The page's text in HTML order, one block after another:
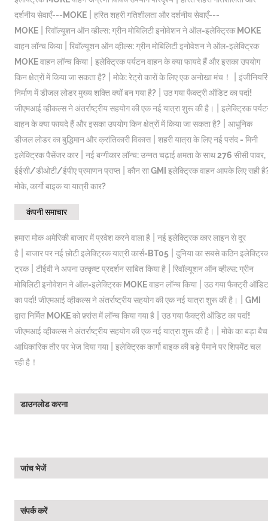
दर्शनीय सेवाएँ---MOKE| हरित शहरी गतिशीलता और दर्शनीय सेवाएँ---
MOKE| रिवॉल्यूशन ऑन व्हील्स: ग्रीन मोबिलिटी इनोवेशन ने ऑल-इलेक्ट्रिक MOKE
वाहन लॉन्च किया| रिवॉल्यूशन ऑन व्हील्स: ग्रीन मोबिलिटी इनोवेशन ने ऑल-इलेक्ट्रिक
MOKE वाहन लॉन्च किया| इलेक्ट्रिक पर्यटन वाहन के क्या फायदे हैं और इसका उपयोग
किन क्षेत्रों में किया जा सकता है?| मोके: रेट्रो कारों के लिए एक अनोखा मंच！
निर्माण में डीजल लोडर मुख्य शक्ति क्यों बन गया है?| उठ गया फैक्ट्री ऑडिट का पर्दा!
जीएमआई व्हीकल्स ने अंतर्राष्ट्रीय सहयोग की एक नई यात्रा शुरू की है।
इलेक्ट्रिक
वाहन के क्या फायदे हैं और इसका उपयोग किन क्षेत्रों में किया जा सकता है?| आधुनिक
डीजल लोडर का बुद्धिमान और क्रांतिकारी विकास| शहरी यात्रा के लिए नई पसंद - मिनी
इलेक्ट्रिक पैसेंजर कार| नई बग्गीकार लॉन्च: उन्नत चढ़ाई क्षमता के साथ 276 सीसी पावर,
ईईसी/डीओटी/ईपीए प्रमाणन प्राप्त| कौन सा GMI इलेक्ट्रिक वाहन आपके लिए सही
मोके, कार्गो बाइक या यात्री कार?
कंपनी समाचार
हमारा मोक अमेरिकी बाजार में प्रवेश करने वाला है| नई इलेक्ट्रिक कार लाइन से दूर
है| बाजार पर नई छोटी इलेक्ट्रिक यात्री कार्स-BT05| दुनिया का सबसे कठिन
ट्रक| टीईवी ने अपना उत्कृष्ट प्रदर्शन साबित किया है| रिवॉल्यूशन ऑन व्हील्स: ग्रीन
मोबिलिटी इनोवेशन ने ऑल-इलेक्ट्रिक MOKE वाहन लॉन्च किया| उठ गया फैक्ट्री ऑडिट
का पर्दा! जीएमआई व्हीकल्स ने अंतर्राष्ट्रीय सहयोग की एक नई यात्रा शुरू की है।
GMI
द्वारा निर्मित MOKE को फ़्रांस में लॉन्च किया गया है| उठ गया फैक्ट्री ऑडिट का पर्दा!
जीएमआई व्हीकल्स ने अंतर्राष्ट्रीय सहयोग की एक नई यात्रा शुरू की है।
मोके का बड़ा बैच
आधिकारिक तौर पर भेज दिया गया| इलेक्ट्रिक कार्गो बाइक की बड़े पैमाने पर शिपमेंट चल
रही है！
डाउनलोड करना
जांच भेजें
संपर्क करें